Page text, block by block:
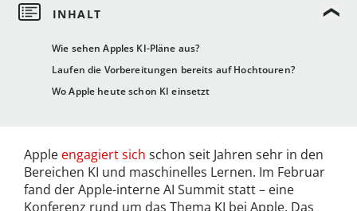
Wie sehen Apples KI-Pläne aus?
Laufen die Vorbereitungen bereits auf Hochtouren?
Wo Apple heute schon KI einsetzt
Apple engagiert sich schon seit Jahren sehr in den
Bereichen KI und maschinelles Lernen. Im Februar
fand der Apple-interne AI Summit statt – eine
Konferenz rund um das Thema KI bei Apple. Das